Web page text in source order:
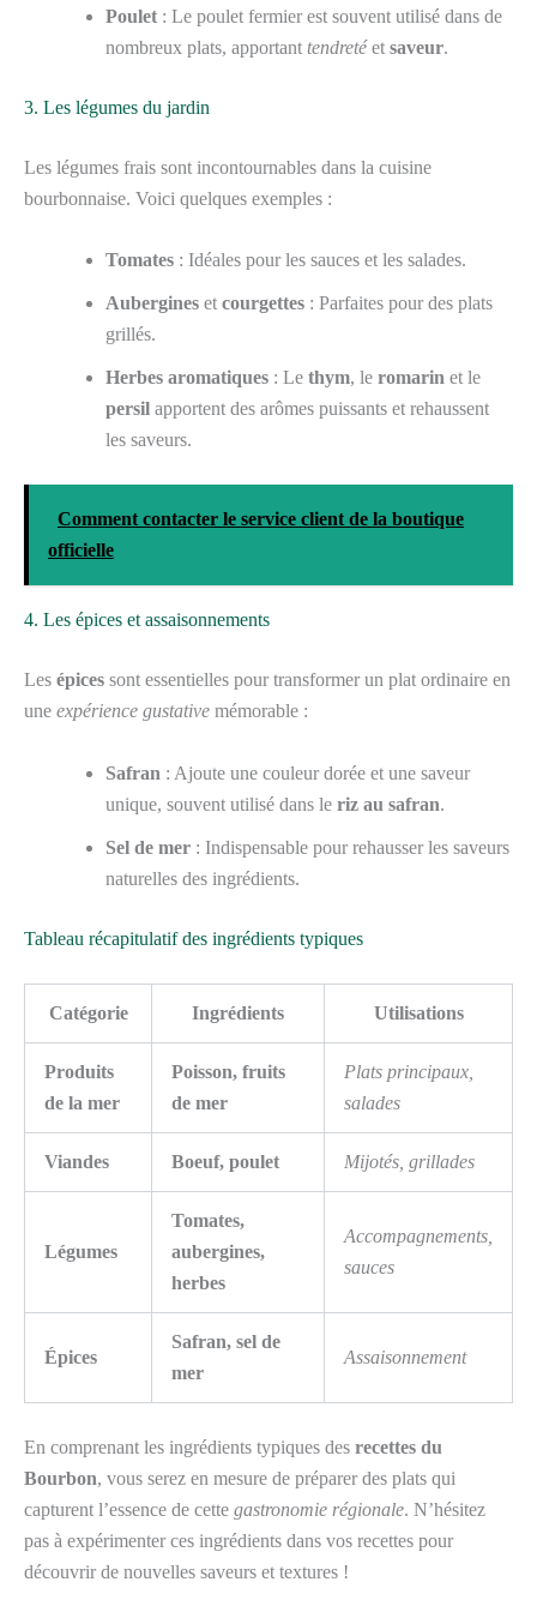
Poulet : Le poulet fermier est souvent utilisé dans de
nombreux plats, apportant tendretéet saveur.
3. Les légumes du jardin
Les légumes frais sont incontournables dans la cuisine
bourbonnaise. Voici quelques exemples :
Tomates : Idéales pour les sauces et les salades.
Aubergines et courgettes : Parfaites pour des plats
grillés.
Herbes aromatiques : Le thym, le romarin et le
persil apportent des arômes puissants et rehaussent
les saveurs.
Comment contacter le service client de la boutique
officielle
4. Les épices et assaisonnements
Les épices sont essentielles pour transformer un plat ordinaire en
une expérience gustative mémorable :
Safran : Ajoute une couleur dorée et une saveur
unique, souvent utilisé dans le riz au safran.
Sel de mer : Indispensable pour rehausser les saveurs
naturelles des ingrédients.
Tableau récapitulatif des ingrédients typiques
Catégorie Ingrédients Utilisations
Produits
de la mer
Poisson, fruits
de mer
Plats principaux,
salades
Viandes Boeuf, poulet Mijotés, grillades
Légumes
Tomates,
aubergines,
herbes
Accompagnements,
sauces
Épices
Safran, sel de
mer
Assaisonnement
En comprenant les ingrédients typiques des recettes du
Bourbon, vous serez en mesure de préparer des plats qui
capturent l’essence de cette gastronomie régionale. N’hésitez
pas à expérimenter ces ingrédients dans vos recettes pour
découvrir de nouvelles saveurs et textures !